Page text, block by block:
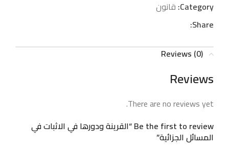
Category: قانون
Share:
Reviews (0)
Reviews
There are no reviews yet.
Be the first to review “القرينة ودورها في الاثبات في
المسائل الجزائية”